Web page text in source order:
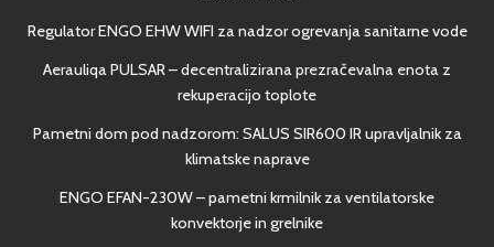
Regulator ENGO EHW WIFI za nadzor ogrevanja sanitarne vode
Aerauliqa PULSAR – decentralizirana prezračevalna enota z
rekuperacijo toplote
Pametni dom pod nadzorom: SALUS SIR600 IR upravljalnik za
klimatske naprave
ENGO EFAN-230W – pametni krmilnik za ventilatorske
konvektorje in grelnike